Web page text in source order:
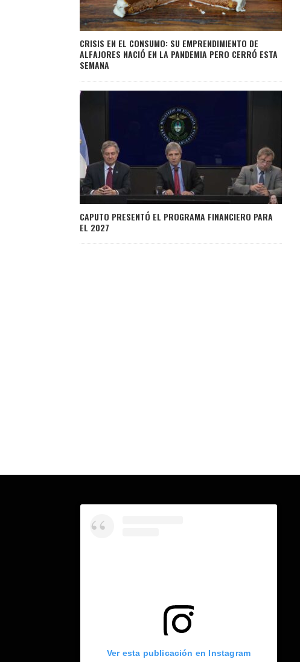
CRISIS EN EL CONSUMO: SU EMPRENDIMIENTO DE
ALFAJORES NACIÓ EN LA PANDEMIA PERO CERRÓ ESTA
SEMANA
CAPUTO PRESENTÓ EL PROGRAMA FINANCIERO PARA
EL 2027
Ver esta publicación en Instagram